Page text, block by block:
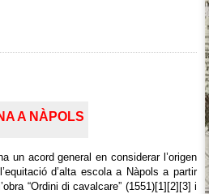
A NÀPOLS
un acord general en considerar l’origen
d’alta escola a Nàpols a partir
“Ordini di cavalcare” (1551)[1][2][3] i